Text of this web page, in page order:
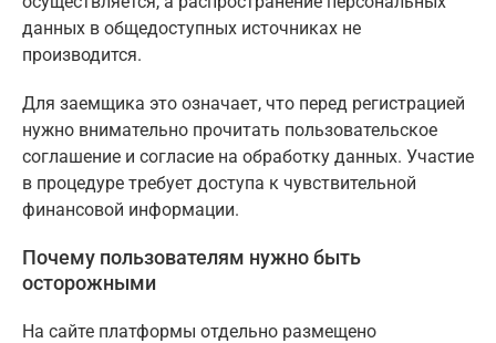
данных в общедоступных источниках не
производится.
Для заемщика это означает, что перед регистрацией
нужно внимательно прочитать пользовательское
соглашение и согласие на обработку данных. Участие
в процедуре требует доступа к чувствительной
финансовой информации.
Почему пользователям нужно быть
осторожными
На сайте платформы отдельно размещено